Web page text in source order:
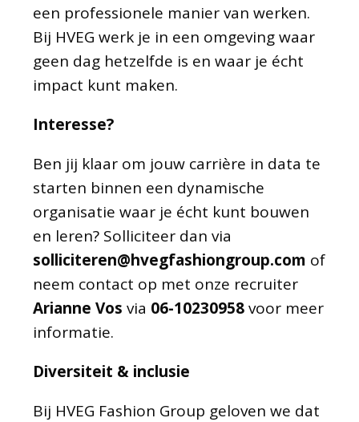
een professionele manier van werken.
Bij HVEG werk je in een omgeving waar
geen dag hetzelfde is en waar je écht
impact kunt maken.
Interesse?
Ben jij klaar om jouw carrière in data te
starten binnen een dynamische
organisatie waar je écht kunt bouwen
en leren? Solliciteer dan via
solliciteren@hvegfashiongroup.com of
neem contact op met onze recruiter
Arianne Vos via 06-10230958voor meer
informatie.
Diversiteit & inclusie
Bij HVEG Fashion Group geloven we dat